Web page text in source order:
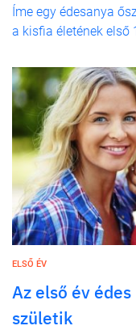
Íme egy édesanya
a kisfia életének
ELSŐ ÉV
Az első év
születik